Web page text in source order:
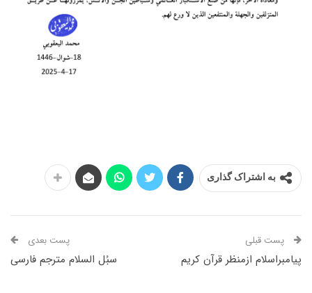
به اشتراک گذاری
پست قبلی
پیامبراسلام ازمنظر قرآن کریم
پست بعدی
سبُل السلام مترجم فارسی